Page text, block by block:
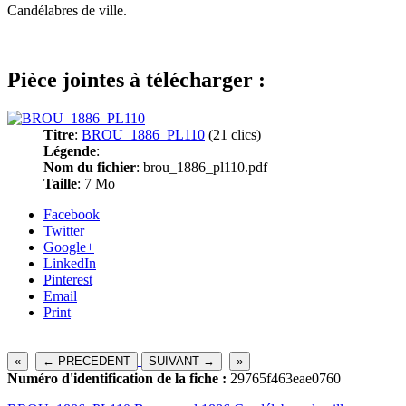
Candélabres de ville.
Pièce jointes à télécharger :
Titre: BROU_1886_PL110 (21 clics)
Légende:
Nom du fichier: brou_1886_pl110.pdf
Taille: 7 Mo
Facebook
Twitter
Google+
LinkedIn
Pinterest
Email
Print
« ← PRECEDENT SUIVANT → »
Numéro d'identification de la fiche : 29765f463eae0760